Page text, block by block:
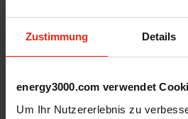
Zustimmung Details
energy3000.com verwendet
Um Ihr Nutzererlebnis zu
Declarație / Misiune
Servicii